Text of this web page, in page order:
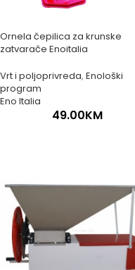
Ornela čepilica za krunske
zatvarače Enoitalia
Vrt i poljoprivreda, Enološki
program
Eno Italia
49.00KM